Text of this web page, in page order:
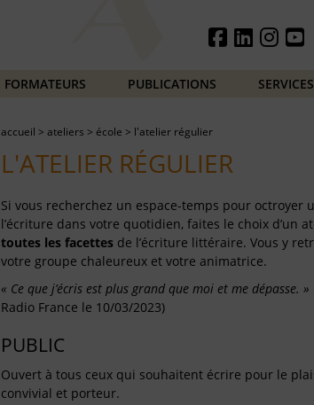
FORMATEURS PUBLICATIONS SERVICES
accueil > ateliers > école > l'atelier régulier
L'ATELIER RÉGULIER
Si vous recherchez un espace-temps pour octroyer
l’écriture dans votre quotidien, faites le choix d’un
toutes les facettes de l’écriture littéraire. Vous y
votre groupe chaleureux et votre animatrice.
« Ce que j’écris est plus grand que moi et me dépasse. »
Radio France le 10/03/2023)
PUBLIC
Ouvert à tous ceux qui souhaitent écrire pour le
convivial et porteur.